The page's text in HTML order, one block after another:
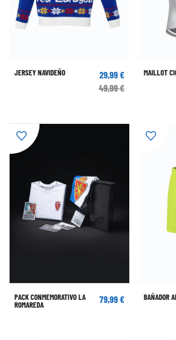
JERSEY NAVIDEÑO
29,99 €
49,99 €
MAILLOT
PACK CONMEMORATIVO LA
ROMAREDA
79,99 € BAÑADOR